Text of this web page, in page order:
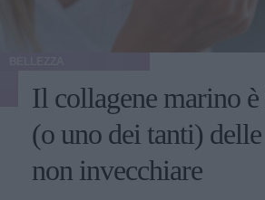
Il collagene marino
(o uno dei tanti)
non invecchiare